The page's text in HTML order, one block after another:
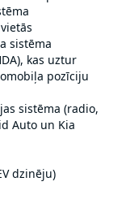
sistēma
kas uztur
pozīciju
sistēma (radio,
Auto un Kia
dzinēju)